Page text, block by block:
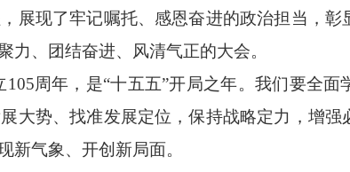
展现了牢记嘱托、感恩奋进的政治担当，
、团结奋进、风清气正的大会。
周年，是“十五五”开局之年。我们要全
大势、找准发展定位，保持战略定力，增
新气象、开创新局面。